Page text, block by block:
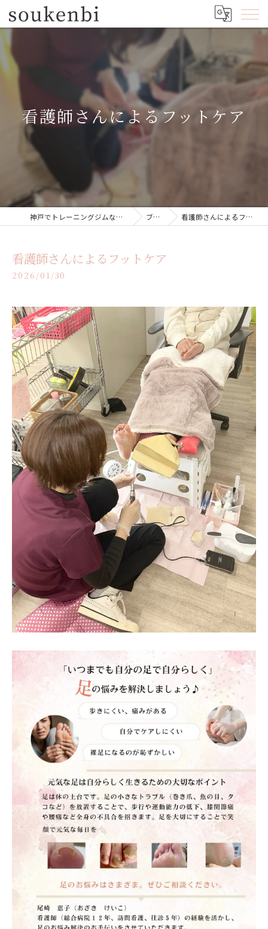
看護師さんによるフットケア
神戸でトレーニングジムならsoukenbi ブログ 看護師さんによるフットケア
看護師さんによるフットケア
2026/01/30